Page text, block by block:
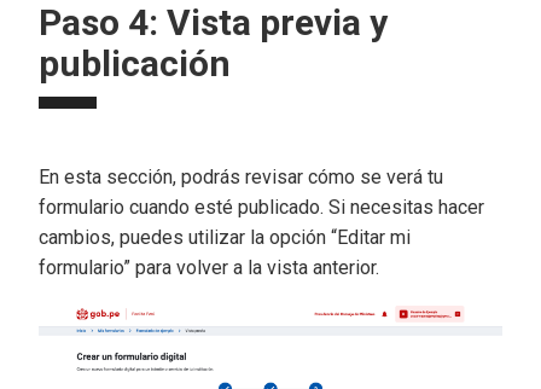
Paso 4: Vista previa y
publicación
En esta sección, podrás revisar cómo se verá tu
formulario cuando esté publicado. Si necesitas hacer
cambios, puedes utilizar la opción “Editar mi
formulario” para volver a la vista anterior.